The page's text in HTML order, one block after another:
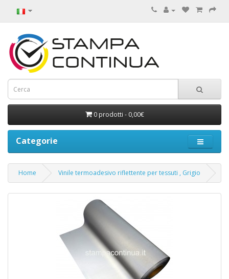
0 prodotti - 0,00€
Categorie
Home Vinile termoadesivo riflettente per tessuti , Grigio